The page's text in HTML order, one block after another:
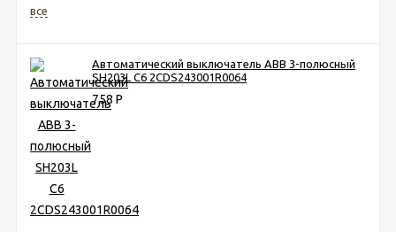
все
Автоматический выключатель ABB 3-полюсный
SH203L C6 2CDS243001R0064
758 Р